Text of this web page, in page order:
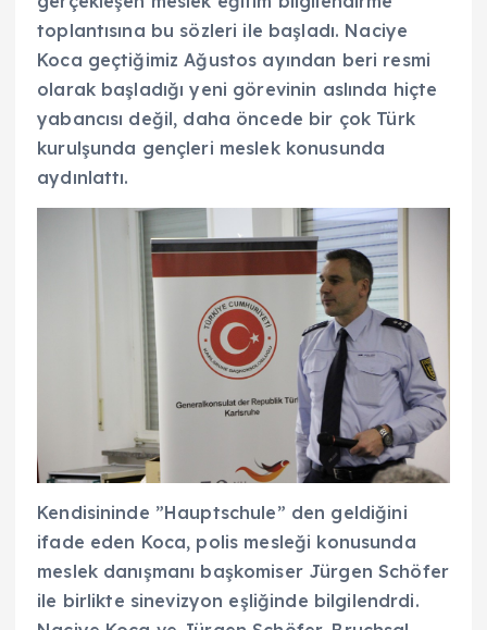
toplantısına bu sözleri ile başladı. Naciye
Koca geçtiğimiz Ağustos ayından beri resmi
olarak başladığı yeni görevinin aslında hiçte
yabancısı değil, daha öncede bir çok Türk
kurulşunda gençleri meslek konusunda
aydınlattı.
Kendisininde ”Hauptschule” den geldiğini
ifade eden Koca, polis mesleği konusunda
meslek danışmanı başkomiser Jürgen Schöfer
ile birlikte sinevizyon eşliğinde bilgilendrdi.